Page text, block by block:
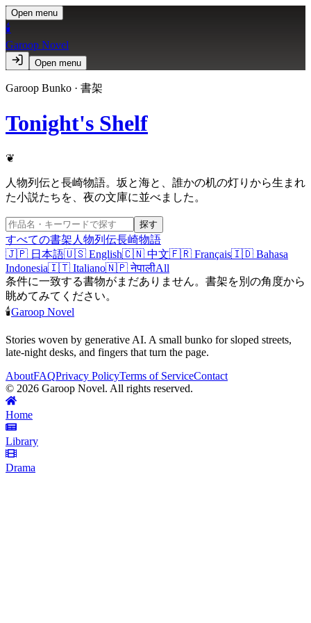
Open menu
🕯️
Garoop Novel
Open menu
Garoop Bunko · 書架
Tonight's Shelf
❦
人物列伝と長崎物語。坂と海と、誰かの机の灯りから生まれ
た小説たちを、夜の文庫に並べました。
探す
すべての書架 人物列伝長崎物語
🇯🇵 日本語🇺🇸 English🇨🇳 中文🇫🇷 Français🇮🇩 Bahasa
Indonesia🇮🇹 Italiano🇳🇵 नेपालीAll
条件に一致する書物がまだありません。書架を別の角度から
眺めてみてください。
🕯️Garoop Novel
Stories woven by generative AI. A small bunko for sloped streets,
late-night desks, and fingers that turn the page.
AboutFAQPrivacy PolicyTerms of ServiceContact
© 2026 Garoop Novel. All rights reserved.
Home
Library
Drama